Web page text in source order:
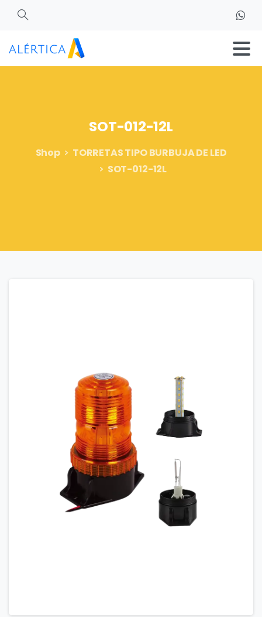
Search
SOT-012-12L
Shop
TORRETAS TIPO BURBUJA DE LED
SOT-012-12L